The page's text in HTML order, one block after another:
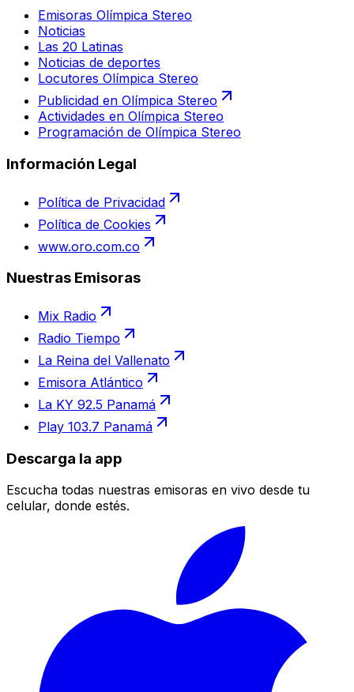
Emisoras Olímpica Stereo
Noticias
Las 20 Latinas
Noticias de deportes
Locutores Olímpica Stereo
Publicidad en Olímpica Stereo
Actividades en Olímpica Stereo
Programación de Olímpica Stereo
Información Legal
Política de Privacidad
Política de Cookies
www.oro.com.co
Nuestras Emisoras
Mix Radio
Radio Tiempo
La Reina del Vallenato
Emisora Atlántico
La KY 92.5 Panamá
Play 103.7 Panamá
Descarga la app
Escucha todas nuestras emisoras en vivo desde tu
celular, donde estés.